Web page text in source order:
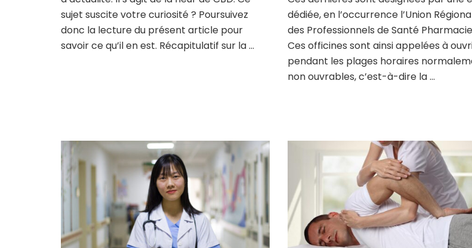
sujet suscite votre curiosité ? Poursuivez
donc la lecture du présent article pour
savoir ce qu’il en est. Récapitulatif sur la …
dédiée, en l’occurrence l’Union
des Professionnels de Santé
Ces officines sont ainsi appelées à
pendant les plages horaires
non ouvrables, c’est-à-dire la …